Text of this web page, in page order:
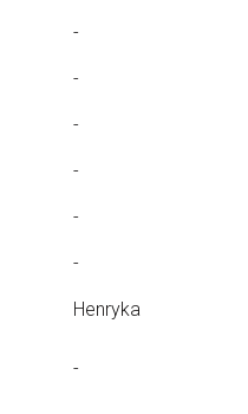
-
-
-
-
-
-
Henryka
-